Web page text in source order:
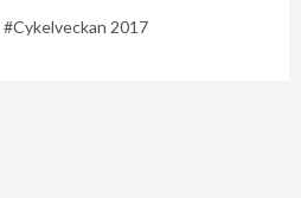
Cykelveckan 2017